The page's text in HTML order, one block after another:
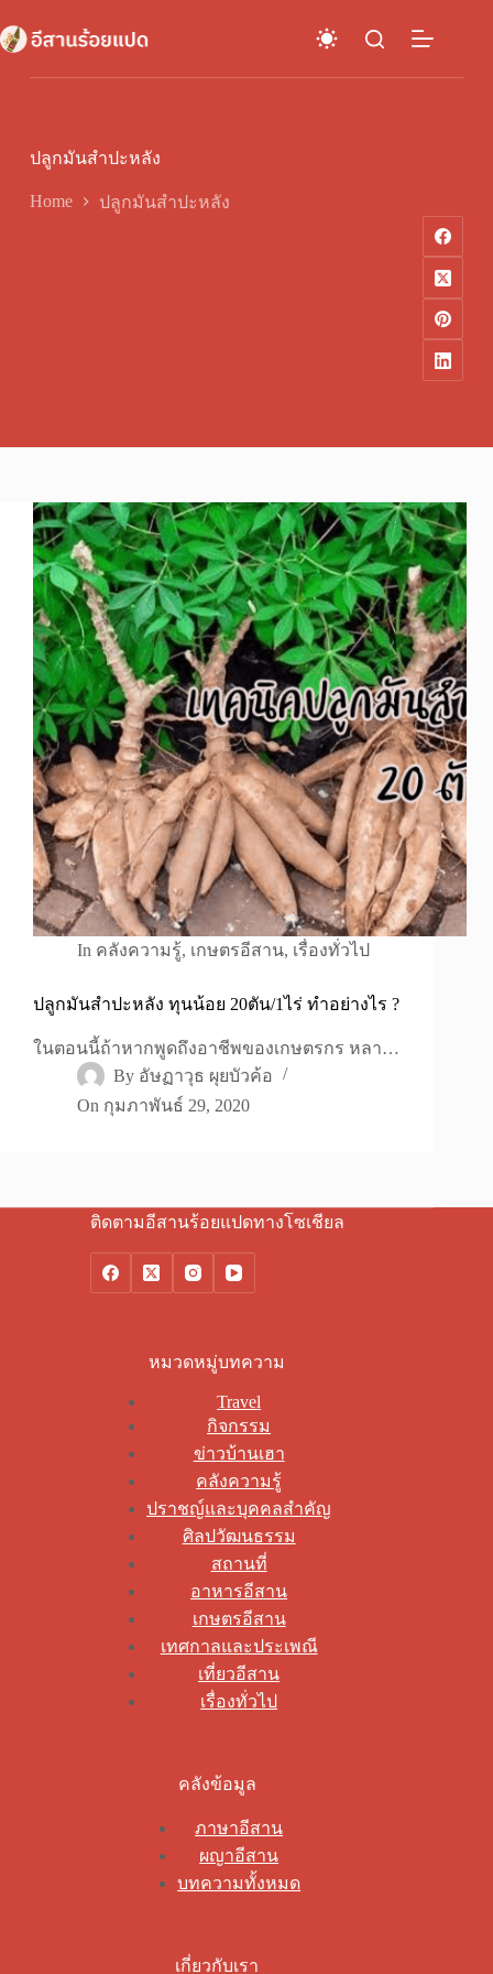
to
content
ปลูกมันสำปะหลัง
Home ปลูกมันสำปะหลัง
In คลังความรู้, เกษตรอีสาน, เรื่องทั่วไป
ปลูกมันสำปะหลัง ทุนน้อย 20ตัน/1ไร่ ทำอย่างไร ?
ในตอนนี้ถ้าหากพูดถึงอาชีพของเกษตรกร หลา…
By อัษฏาวุธ ผุยบัวค้อ
On กุมภาพันธ์ 29, 2020
ติดตามอีสานร้อยแปดทางโซเชียล
หมวดหมู่บทความ
Travel
กิจกรรม
ข่าวบ้านเฮา
คลังความรู้
ปราชญ์และบุคคลสำคัญ
ศิลปวัฒนธรรม
สถานที่
อาหารอีสาน
เกษตรอีสาน
เทศกาลและประเพณี
เที่ยวอีสาน
เรื่องทั่วไป
คลังข้อมูล
ภาษาอีสาน
ผญาอีสาน
บทความทั้งหมด
เกี่ยวกับเรา